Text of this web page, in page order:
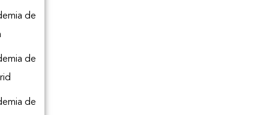
de
de
de